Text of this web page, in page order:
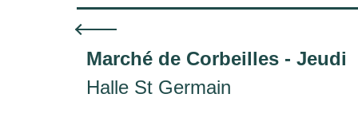
Marché de Corbeilles - Jeudi
Halle St Germain